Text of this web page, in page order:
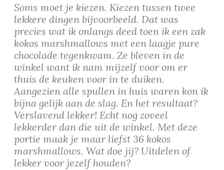
Soms moet je kiezen. Kiezen tussen twee
lekkere dingen bijvoorbeeld. Dat was
precies wat ik onlangs deed toen ik een zak
kokos marshmallows met een laagje pure
chocolade tegenkwam. Ze bleven in de
winkel want ik nam mijzelf voor om er
thuis de keuken voor in te duiken.
Aangezien alle spullen in huis waren kon ik
bijna gelijk aan de slag. En het resultaat?
Verslavend lekker! Echt nog zoveel
lekkerder dan die uit de winkel. Met deze
portie maak je maar liefst 36 kokos
marshmallows. Wat doe jij? Uitdelen of
lekker voor jezelf houden?